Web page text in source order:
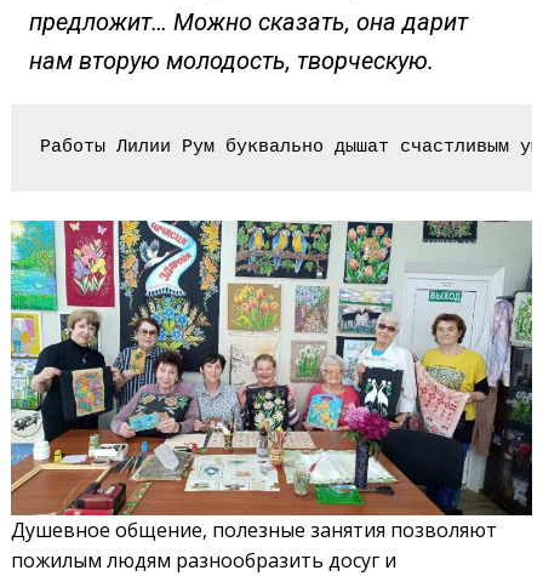
предложит… Можно сказать, она дарит
нам вторую молодость, творческую.
Работы Лилии Рум буквально дышат счастливым
Душевное общение, полезные занятия позволяют
пожилым людям разнообразить досуг и